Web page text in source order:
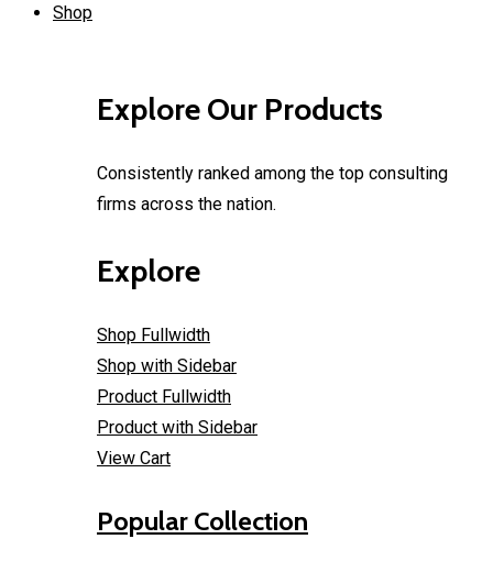
Shop
Explore Our Products
Consistently ranked among the top consulting
firms across the nation.
Explore
Shop Fullwidth
Shop with Sidebar
Product Fullwidth
Product with Sidebar
View Cart
Popular Collection